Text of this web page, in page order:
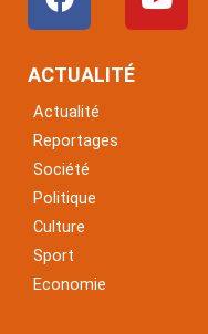
a
c
e
o
o
k
o
u
ACTUALITÉ
Actualité
Reportages
Société
Politique
Culture
Sport
Economie